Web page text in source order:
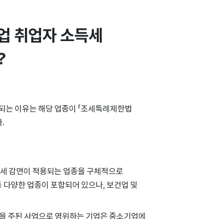
취업자 소득세
이유는 해당 업종이 「조세특례제한법
.
감면이 적용되는 업종을 구체적으로
양한 업종이 포함되어 있으나, 보건업 및
주된 사업으로 영위하는 기업은 중소기업에